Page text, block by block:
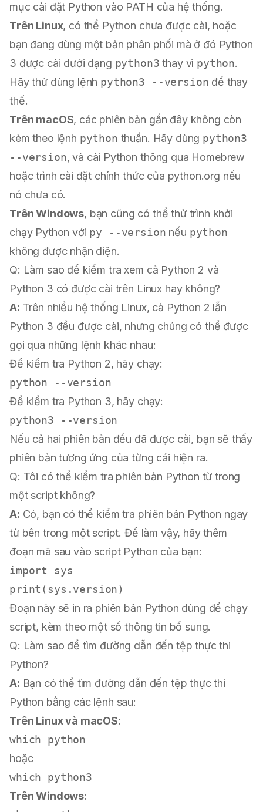
mục cài đặt Python vào PATH của hệ thống.
Trên Linux, có thể Python chưa được cài, hoặc
bạn đang dùng một bản phân phối mà ở đó Python
3 được cài dưới dạng python3 thay vì python.
Hãy thử dùng lệnh python3 --version để thay
thế.
Trên macOS, các phiên bản gần đây không còn
kèm theo lệnh python thuần. Hãy dùng python3
--version, và cài Python thông qua Homebrew
hoặc trình cài đặt chính thức của python.org nếu
nó chưa có.
Trên Windows, bạn cũng có thể thử trình khởi
chạy Python với py --version nếu python
không được nhận diện.
Q: Làm sao để kiểm tra xem cả Python 2 và
Python 3 có được cài trên Linux hay không?
A: Trên nhiều hệ thống Linux, cả Python 2 lẫn
Python 3 đều được cài, nhưng chúng có thể được
gọi qua những lệnh khác nhau:
Để kiểm tra Python 2, hãy chạy:
Để kiểm tra Python 3, hãy chạy:
Nếu cả hai phiên bản đều đã được cài, bạn sẽ thấy
phiên bản tương ứng của từng cái hiện ra.
Q: Tôi có thể kiểm tra phiên bản Python từ trong
một script không?
A: Có, bạn có thể kiểm tra phiên bản Python ngay
từ bên trong một script. Để làm vậy, hãy thêm
đoạn mã sau vào script Python của bạn:
import
print
Đoạn này sẽ in ra phiên bản Python dùng để chạy
script, kèm theo một số thông tin bổ sung.
Q: Làm sao để tìm đường dẫn đến tệp thực thi
Python?
A: Bạn có thể tìm đường dẫn đến tệp thực thi
Python bằng các lệnh sau:
Trên Linux và macOS:
which
hoặc
which
Trên Windows: